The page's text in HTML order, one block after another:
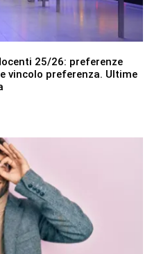
25/26: preferenze
vincolo preferenza. Ultime